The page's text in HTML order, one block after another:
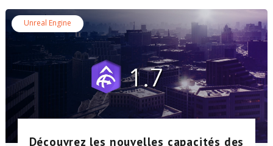
Unreal Engine
Découvrez les nouvelles capacités des